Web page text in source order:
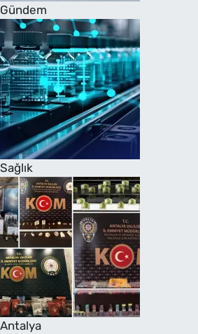
Gündem
Sağlık
Antalya